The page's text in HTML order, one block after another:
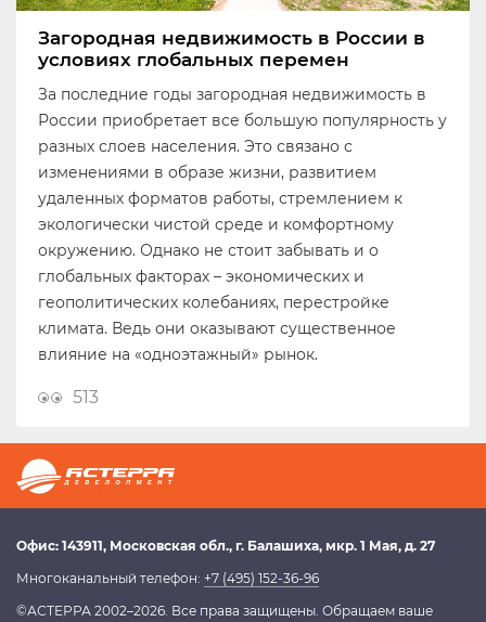
Загородная недвижимость в России в
условиях глобальных перемен
За последние годы загородная недвижимость в
России приобретает все большую популярность у
разных слоев населения. Это связано с
изменениями в образе жизни, развитием
удаленных форматов работы, стремлением к
экологически чистой среде и комфортному
окружению. Однако не стоит забывать и о
глобальных факторах – экономических и
геополитических колебаниях, перестройке
климата. Ведь они оказывают существенное
влияние на «одноэтажный» рынок.
513
Офис: 143911, Московская обл., г. Балашиха, мкр. 1 Мая, д. 27
Многоканальный телефон: +7 (495) 152-36-96
©АСТЕРРА 2002–2026. Все права защищены. Обращаем ваше